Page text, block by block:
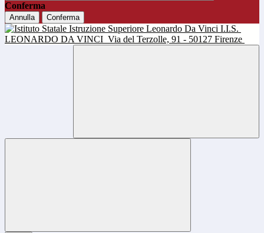
Conferma
Annulla Conferma
I.I.S.
LEONARDO DA VINCI Via del Terzolle, 91 - 50127 Firenze